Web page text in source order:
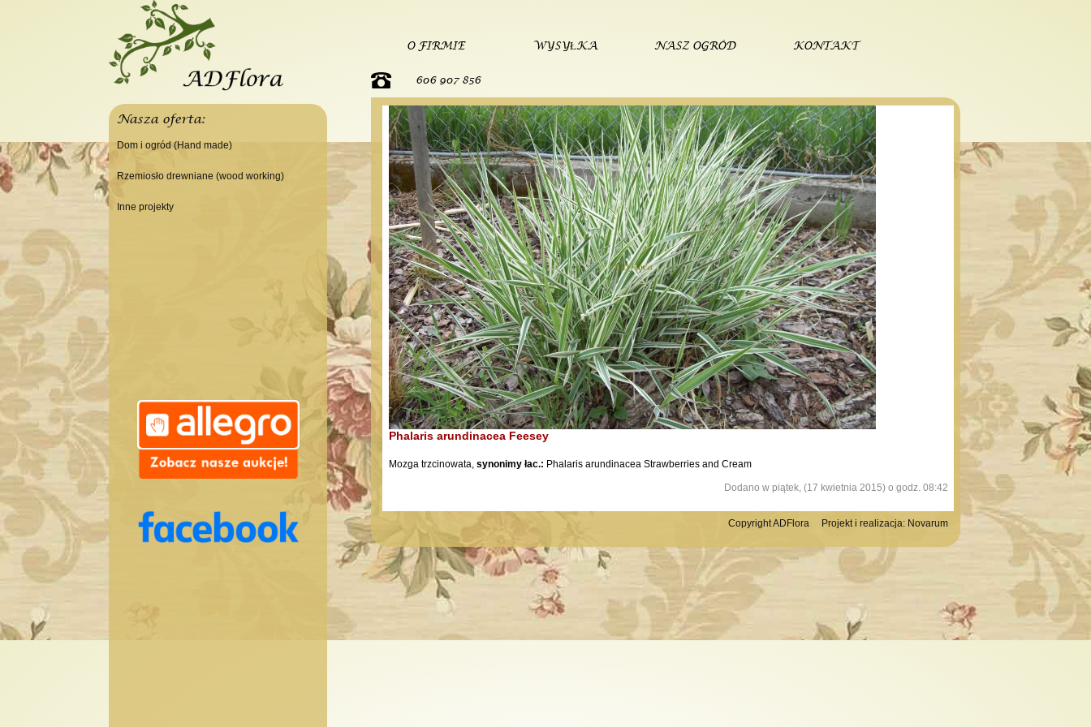
Nasza oferta:
Dom i ogród (Hand made)
Świeczniki
Rzemiosło drewniane (wood working)
Do domu
Inne projekty
O FIRMIE WYSYŁKA NASZ OGRÓD KONTAKT
606 907 856
Phalaris arundinacea Feesey
Mozga trzcinowata, synonimy łac.: Phalaris arundinacea Strawberries and Cream
Dodano w piątek, (17 kwietnia 2015) o godz. 08:42
Copyright ADFlora Projekt i realizacja: Novarum